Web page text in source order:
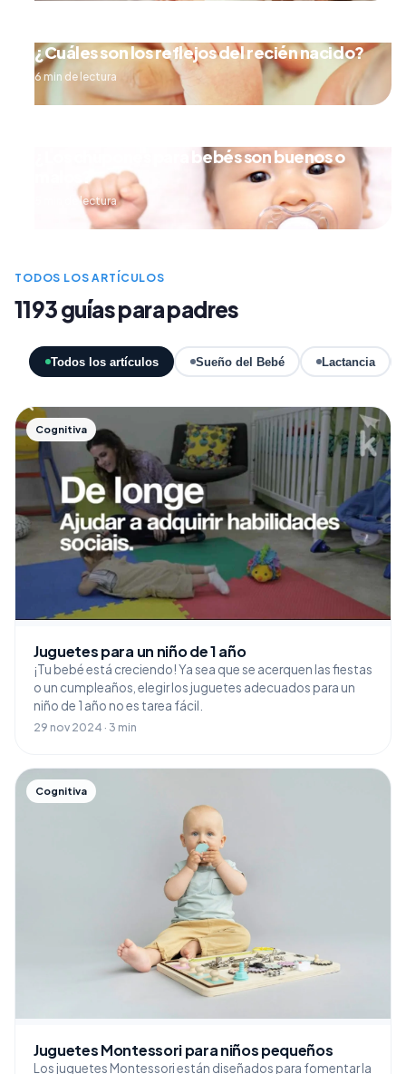
¿Cuáles son los reflejos del recién nacido?
6 min de lectura
¿Los chupones para bebés son buenos o
malos?
5 min de lectura
TODOS LOS ARTÍCULOS
1193 guías para padres
Todos los artículos Sueño del Bebé Lactancia
Cognitiva
Juguetes para un niño de 1 año
¡Tu bebé está creciendo! Ya sea que se acerquen las fiestas
o un cumpleaños, elegir los juguetes adecuados para un
niño de 1 año no es tarea fácil.
29 nov 2024 · 3 min
Cognitiva
Juguetes Montessori para niños pequeños
Los juguetes Montessori están diseñados para fomentar la